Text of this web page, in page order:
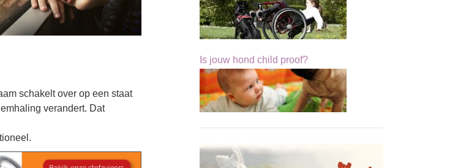
schakelt over op een staat
verandert. Dat
Is jouw hond child proof?